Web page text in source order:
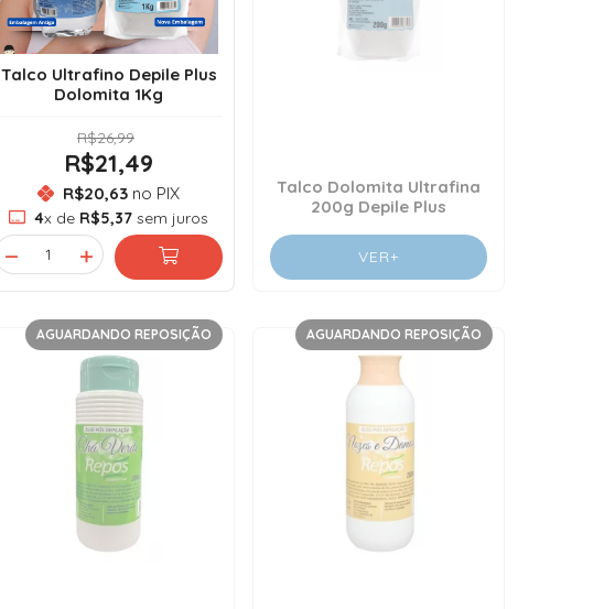
Talco Ultrafino Depile Plus
Dolomita 1Kg
R$26,99
R$21,49
R$20,63 no PIX
4x de R$5,37 sem juros
Talco Dolomita Ultrafina
200g Depile Plus
VER+
AGUARDANDO REPOSIÇÃO AGUARDANDO REPOSIÇÃO